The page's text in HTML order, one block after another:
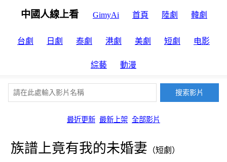
中國人線上看 GimyAi 首頁 陸劇 韓劇
台劇 日劇 泰劇 港劇 美劇 短劇 电影
綜藝 動漫
最近更新 最新上架 全部影片
族譜上竟有我的未婚妻 （短劇）